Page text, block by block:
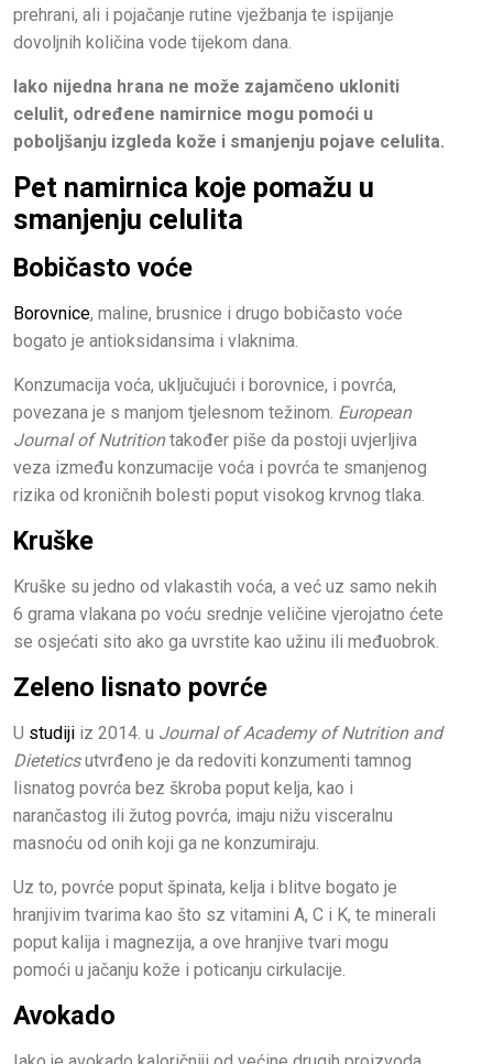
prehrani, ali i pojačanje rutine vježbanja te ispijanje
dovoljnih količina vode tijekom dana.
Iako nijedna hrana ne može zajamčeno ukloniti
celulit, određene namirnice mogu pomoći u
poboljšanju izgleda kože i smanjenju pojave celulita.
Pet namirnica koje pomažu u
smanjenju celulita
Bobičasto voće
Borovnice, maline, brusnice i drugo bobičasto voće
bogato je antioksidansima i vlaknima.
Konzumacija voća, uključujući i borovnice, i povrća,
povezana je s manjom tjelesnom težinom. European
Journal of Nutritiontakođer piše da postoji uvjerljiva
veza između konzumacije voća i povrća te smanjenog
rizika od kroničnih bolesti poput visokog krvnog tlaka.
Kruške
Kruške su jedno od vlakastih voća, a već uz samo nekih
6 grama vlakana po voću srednje veličine vjerojatno ćete
se osjećati sito ako ga uvrstite kao užinu ili međuobrok.
Zeleno lisnato povrće
U studiji iz 2014. u Journal of Academy of Nutrition and
Dieteticsutvrđeno je da redoviti konzumenti tamnog
lisnatog povrća bez škroba poput kelja, kao i
narančastog ili žutog povrća, imaju nižu visceralnu
masnoću od onih koji ga ne konzumiraju.
Uz to, povrće poput špinata, kelja i blitve bogato je
hranjivim tvarima kao što sz vitamini A, C i K, te minerali
poput kalija i magnezija, a ove hranjive tvari mogu
pomoći u jačanju kože i poticanju cirkulacije.
Avokado